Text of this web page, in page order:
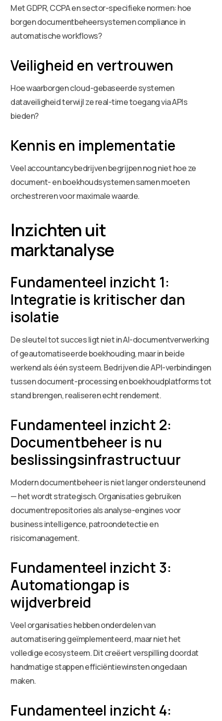
Met GDPR, CCPA en sector-specifieke normen: hoe
borgen documentbeheersystemen compliance in
automatische workflows?
Veiligheid en vertrouwen
Hoe waarborgen cloud-gebaseerde systemen
dataveiligheid terwijl ze real-time toegang via APIs
bieden?
Kennis en implementatie
Veel accountancybedrijven begrijpen nog niet hoe ze
document- en boekhoudsystemen samen moeten
orchestreren voor maximale waarde.
Inzichten uit
marktanalyse
Fundamenteel inzicht 1:
Integratie is kritischer dan
isolatie
De sleutel tot succes ligt niet in AI-documentverwerking
of geautomatiseerde boekhouding, maar in beide
werkend als één systeem. Bedrijven die API-verbindingen
tussen document-processing en boekhoudplatforms tot
stand brengen, realiseren echt rendement.
Fundamenteel inzicht 2:
Documentbeheer is nu
beslissingsinfrastructuur
Modern documentbeheer is niet langer ondersteunend
— het wordt strategisch. Organisaties gebruiken
documentrepositories als analyse-engines voor
business intelligence, patroondetectie en
risicomanagement.
Fundamenteel inzicht 3:
Automationgap is
wijdverbreid
Veel organisaties hebben onderdelen van
automatisering geïmplementeerd, maar niet het
volledige ecosysteem. Dit creëert verspilling doordat
handmatige stappen efficiëntiewinsten ongedaan
maken.
Fundamenteel inzicht 4: